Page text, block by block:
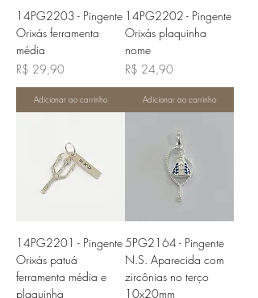
14PG2203 - Pingente
Orixás ferramenta
média
Preço
R$ 29,90
Adicionar ao carrinho
14PG2202 - Pingente
Orixás plaquinha
nome
Preço
R$ 24,90
Adicionar ao carrinho
14PG2201 - Pingente
Orixás patuá
ferramenta média e
plaquinha
5PG2164 - Pingente
N.S. Aparecida com
zircônias no terço
10x20mm